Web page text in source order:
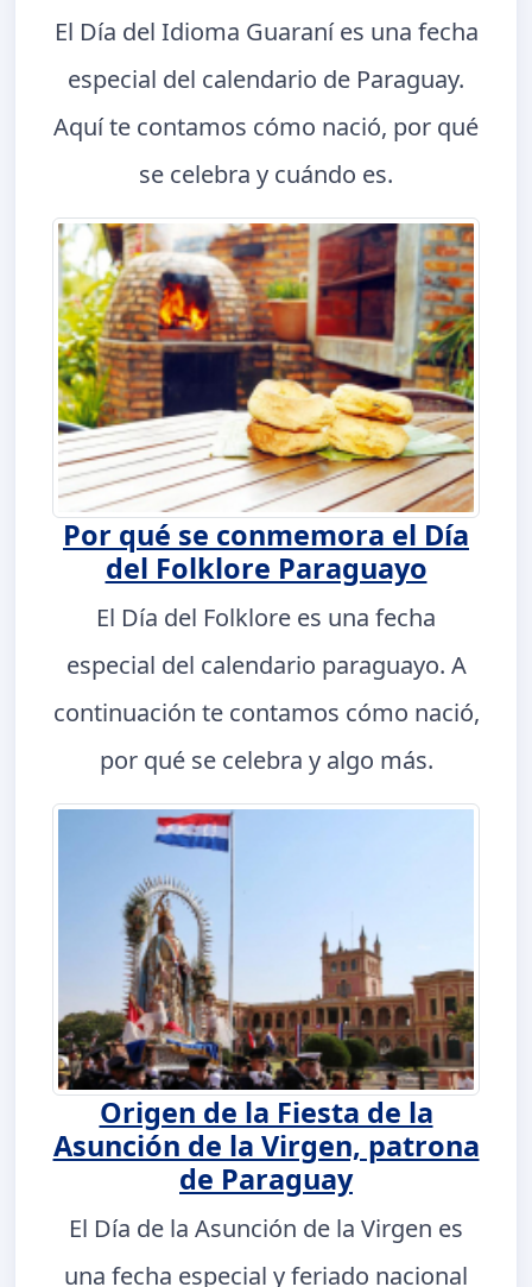
El Día del Idioma Guaraní es una fecha
especial del calendario de Paraguay.
Aquí te contamos cómo nació, por qué
se celebra y cuándo es.
Por qué se conmemora el Día
del Folklore Paraguayo
El Día del Folklore es una fecha
especial del calendario paraguayo. A
continuación te contamos cómo nació,
por qué se celebra y algo más.
Origen de la Fiesta de la
Asunción de la Virgen, patrona
de Paraguay
El Día de la Asunción de la Virgen es
una fecha especial y feriado nacional